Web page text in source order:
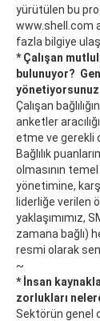
yürütülen bu
www.shell.com
fazla bilgiye
* Çalışan
bulunuyor?
Çalışan
anketler
etme ve gerekli
Bağlılık
olmasının
yönetimine,
liderliğe verilen
yaklaşımımız,
zamana bağlı)
resmi olarak
~
* İnsan
zorlukları
Sektörün genel